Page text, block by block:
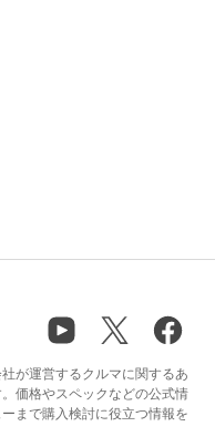
が運営するクルマに関するあ
価格やスペックなどの公式情
まで購入検討に役立つ情報を